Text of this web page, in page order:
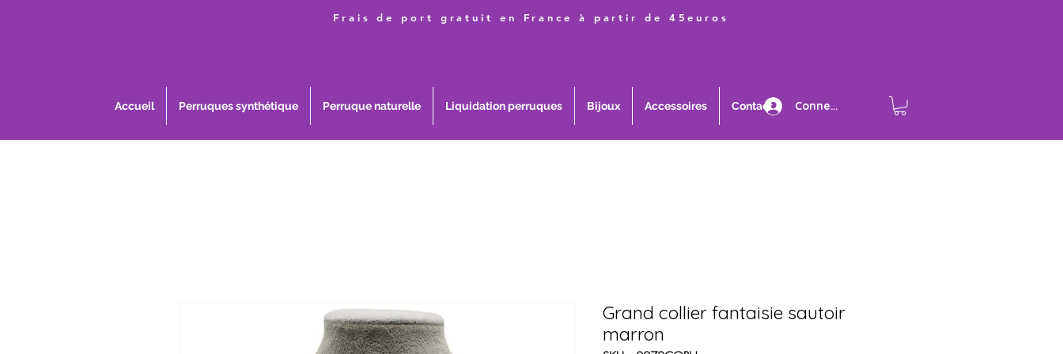
Frais de port gratuit en France à partir de 45euros
Accueil Perruques synthétique Perruque naturelle Liquidation perruques Bijoux Accessoires Contact Connexion
Grand collier fantaisie sautoir
marron